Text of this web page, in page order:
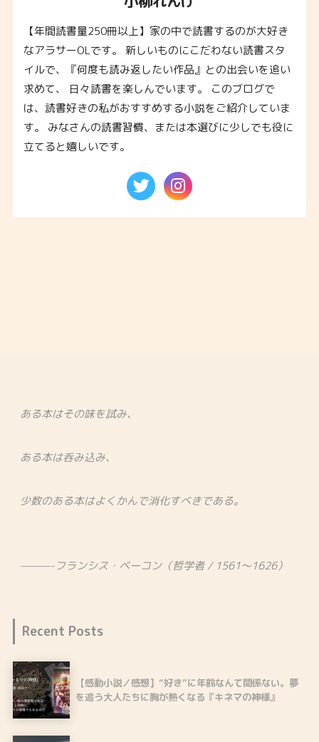
【年間読書量250冊以上】家の中で読書するのが大好き
なアラサーOLです。 新しいものにこだわない読書スタ
イルで、『何度も読み返したい作品』との出会いを追い
求めて、 日々読書を楽しんでいます。 このブログで
は、読書好きの私がおすすめする小説をご紹介していま
す。 みなさんの読書習慣、または本選びに少しでも役に
立てると嬉しいです。
ある本はその味を試み、
ある本は呑み込み、
少数のある本はよくかんで消化すべきである。
———-フランシス・ベーコン（哲学者 / 1561～1626）
Recent Posts
【感動小説／感想】“好き”に年齢なんて関係ない。夢
を追う大人たちに胸が熱くなる『キネマの神様』